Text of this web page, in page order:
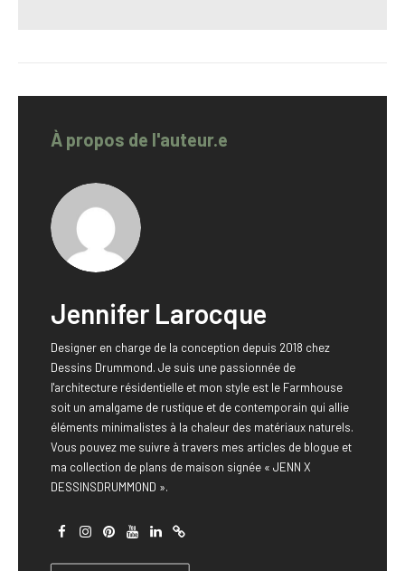
À propos de l'auteur.e
Jennifer Larocque
Designer en charge de la conception depuis 2018 chez
Dessins Drummond. Je suis une passionnée de
l'architecture résidentielle et mon style est le Farmhouse
soit un amalgame de rustique et de contemporain qui allie
éléments minimalistes à la chaleur des matériaux naturels.
Vous pouvez me suivre à travers mes articles de blogue et
ma collection de plans de maison signée « JENN X
DESSINSDRUMMOND ».